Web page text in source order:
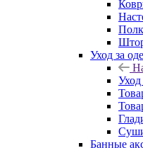
Уход за
Банные